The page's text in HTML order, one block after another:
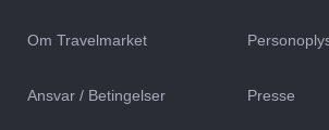
Om Travelmarket
Ansvar / Betingelser Presse